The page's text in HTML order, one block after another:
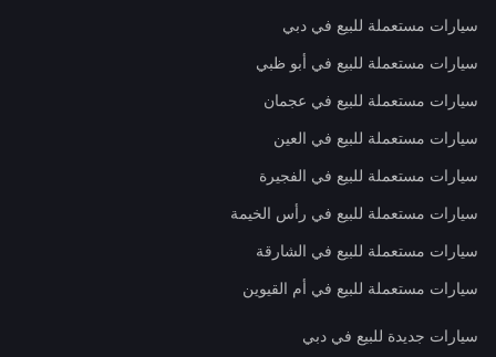
سيارات مستعملة للبيع في دبي
سيارات مستعملة للبيع في أبو ظبي
سيارات مستعملة للبيع في عجمان
سيارات مستعملة للبيع في العين
سيارات مستعملة للبيع في الفجيرة
سيارات مستعملة للبيع في رأس الخيمة
سيارات مستعملة للبيع في الشارقة
سيارات مستعملة للبيع في أم القيوين
سيارات جديدة للبيع في دبي